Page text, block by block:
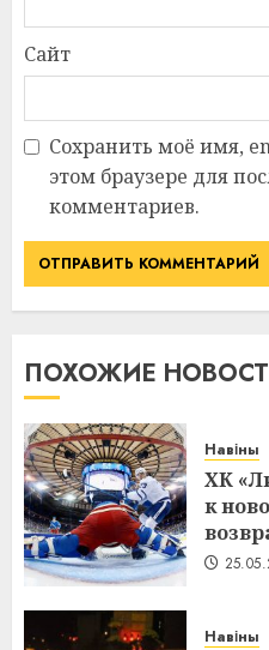
Сайт
Сохранить моё имя,
этом браузере для
комментариев.
ПОХОЖИЕ
Навіны
ХК
к
Навіны